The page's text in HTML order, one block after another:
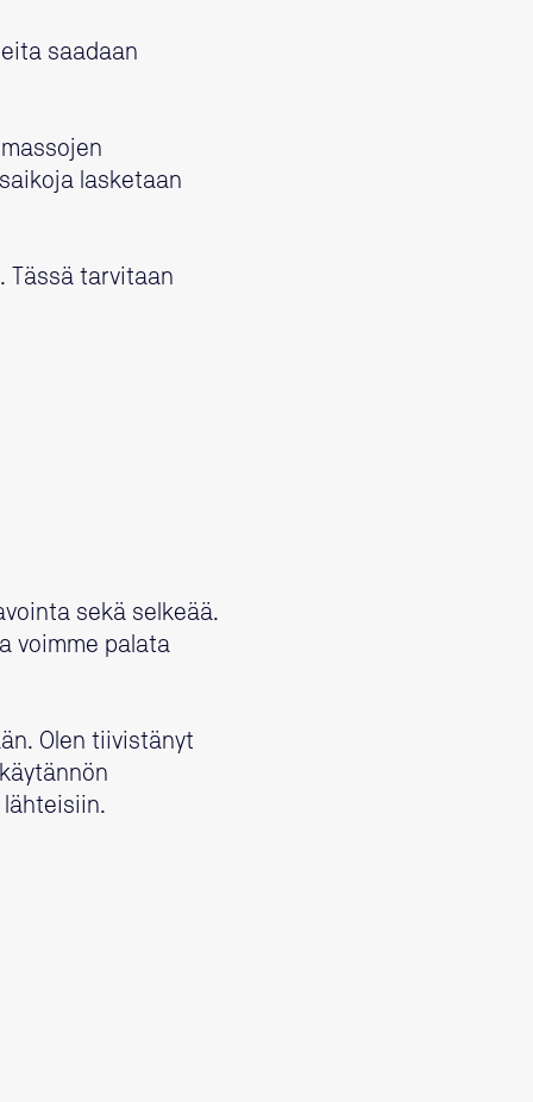
saadaan
lasketaan
Tässä tarvitaan
sekä selkeää.
voimme palata
Olen tiivistänyt